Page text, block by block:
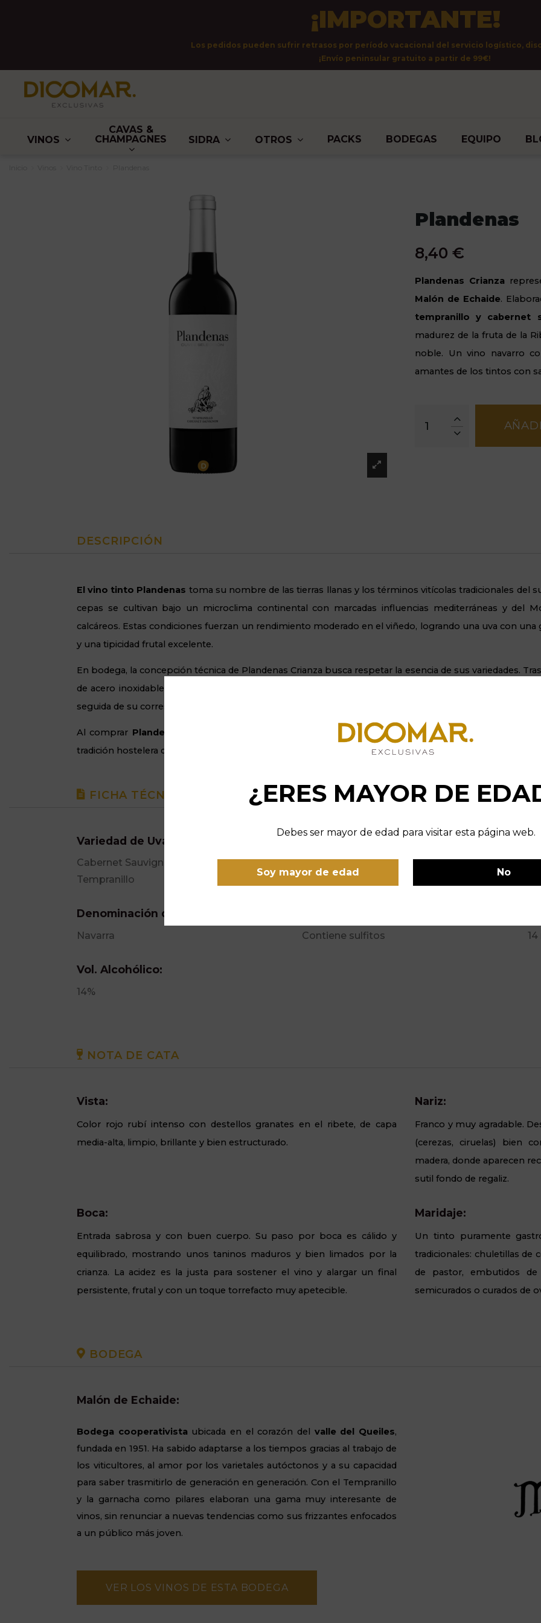
¿ERES MAYOR DE
Debes ser mayor de edad para visitar esta página web.
Soy mayor de edad No
¡IMPORTANTE!
Los pedidos pueden sufrir retrasos por período vacacional del servicio logístico,
¡Envío peninsular gratuito a partir de 99€!
VINOS
CAVAS &
CHAMPAGNES
SIDRA OTROS PACKS BODEGAS EQUIPO
Plandenas
8,40 €
Plandenas Crianza
Malón de Echaide.
tempranillo y cabernet
madurez de la fruta de la
noble. Un vino navarro
amantes de los tintos con
DESCRIPCIÓN
El vino tinto Plandenas toma su nombre de las tierras llanas y los términos vitícolas tradicionales del
cepas se cultivan bajo un microclima continental con marcadas influencias mediterráneas y del
calcáreos. Estas condiciones fuerzan un rendimiento moderado en el viñedo, logrando una uva con
y una tipicidad frutal excelente.
En bodega, la concepción técnica de Plandenas Crianza busca respetar la esencia de sus variedades.
de acero inoxidable para extraer la estructura idónea, el vino se somete a una
crianza de 12 meses
seguida de su correspondiente reposo en botella para redondear el conjunto.
Al comprar Plandenas Cuvée Selección de Malón de Echaide
, adquieres un vino honesto,
tradición hostelera de Navarra y resulta sumamente fiable en cualquier tipo de mesa.
FICHA TÉCNICA
Variedad de Uva:
Cabernet Sauvignon
Tempranillo
2020
Denominación de Origen:
Navarra Contiene sulfitos
Vol. Alcohólico:
14%
NOTA DE CATA
Vista:
Color rojo rubí intenso con destellos granates en el ribete, de capa
media-alta, limpio, brillante y bien estructurado.
Nariz:
Franco y muy agradable.
(cerezas, ciruelas) bien
madera, donde aparecen
sutil fondo de regaliz.
Boca:
Entrada sabrosa y con buen cuerpo. Su paso por boca es cálido y
equilibrado, mostrando unos taninos maduros y bien limados por la
crianza. La acidez es la justa para sostener el vino y alargar un final
persistente, frutal y con un toque torrefacto muy apetecible.
Maridaje:
Un tinto puramente
tradicionales: chuletillas de
de pastor, embutidos
semicurados o curados de
BODEGA
Malón de Echaide:
Bodega cooperativistaubicada en el corazón del valle del Queiles,
fundada en 1951. Ha sabido adaptarse a los tiempos gracias al trabajo de
los viticultores, al amor por los varietales autóctonos y a su capacidad
para saber trasmitirlo de generación en generación. Con el Tempranillo
y la garnacha como pilares elaboran una gama muy interesante de
vinos, sin renunciar a nuevas tendencias como sus frizzantes enfocados
a un público más joven.
VER LOS VINOS DE ESTA BODEGA